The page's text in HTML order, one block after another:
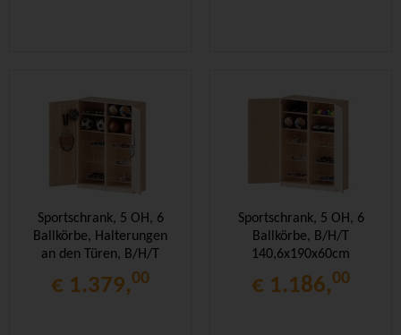
Sportschrank, 5 OH, 6
Ballkörbe, Halterungen
an den Türen, B/H/T
140,6x190x60cm
€ 1.379,00
Sportschrank, 5 OH, 6
Ballkörbe, B/H/T
140,6x190x60cm
€ 1.186,00